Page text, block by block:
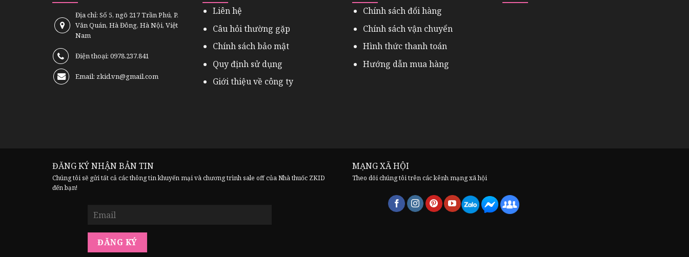
Địa chỉ: Số 5, ngõ 217 Trần Phú, P.
Văn Quán, Hà Đông, Hà Nội, Việt
Nam
Điện thoại: 0978.237.841
Email: zkid.vn@gmail.com
Liên hệ
Câu hỏi thường gặp
Chính sách bảo mật
Quy định sử dụng
Giới thiệu về công ty
Chính sách đổi hàng
Chính sách vận chuyển
Hình thức thanh toán
Hướng dẫn mua hàng
ĐĂNG KÝ NHẬN BẢN TIN
Chúng tôi sẽ gửi tất cả các thông tin khuyến mại và chương trình sale off của Nhà thuốc ZKID
đến bạn!
MẠNG XÃ HỘI
Theo dõi chúng tôi trên các kênh mạng xã hội